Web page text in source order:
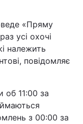
«Пряму
усі охочі
належить
повідомляє
об 11:00 за
з 00:00 за